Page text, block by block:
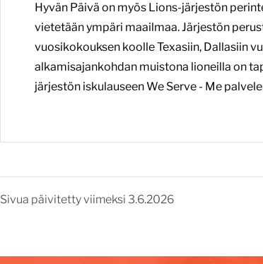
Hyvän Päivä on myös Lions-järjestön
vietetään ympäri maailmaa. Järjestön
vuosikokouksen koolle Texasiin, Dallasiin
alkamisajankohdan muistona lioneilla on
järjestön iskulauseen We Serve - Me
Sivua päivitetty viimeksi 3.6.2026